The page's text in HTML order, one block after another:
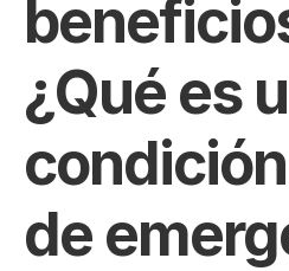
¿Qué es
de